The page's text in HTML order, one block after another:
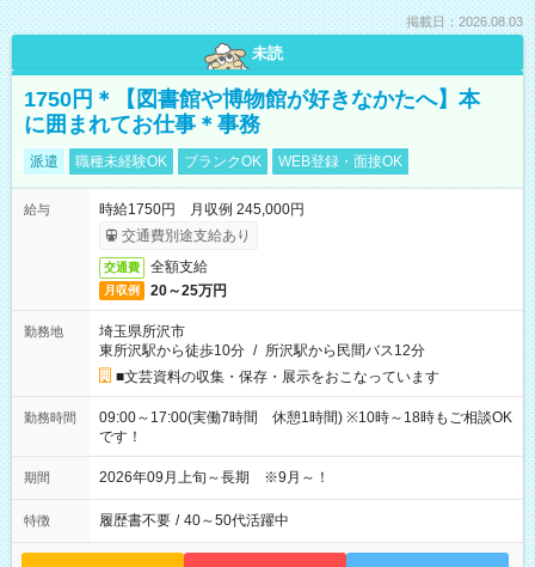
掲載日：2026.08.03
未読
1750円＊【図書館や博物館が好きなかたへ】本
に囲まれてお仕事＊事務
派遣 職種未経験OK ブランクOK WEB登録・面接OK
給与
時給1750円 月収例 245,000円
交通費別途支給あり
交通費 全額支給
月収例 20～25万円
勤務地
埼玉県所沢市
東所沢駅から徒歩10分 / 所沢駅から民間バス12分
■文芸資料の収集・保存・展示をおこなっています
勤務時間
09:00～17:00(実働7時間 休憩1時間) ※10時～18時もご相談OK
です！
期間 2026年09月上旬～長期 ※9月～！
特徴 履歴書不要 / 40～50代活躍中